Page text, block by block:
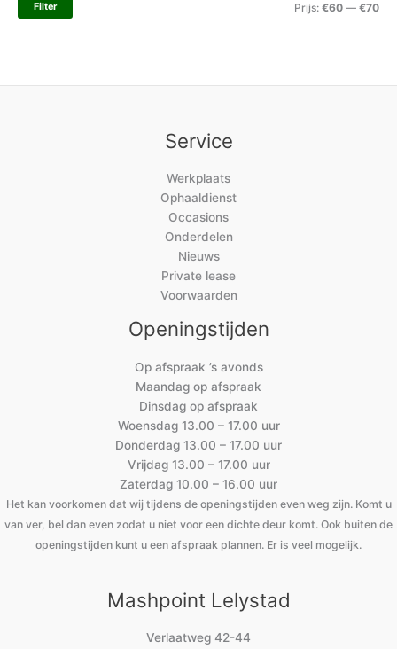
Filter Prijs: €60 — €70
Service
Werkplaats
Ophaaldienst
Occasions
Onderdelen
Nieuws
Private lease
Voorwaarden
Openingstijden
Op afspraak ’s avonds
Maandag op afspraak
Dinsdag op afspraak
Woensdag 13.00 – 17.00 uur
Donderdag 13.00 – 17.00 uur
Vrijdag 13.00 – 17.00 uur
Zaterdag 10.00 – 16.00 uur
Het kan voorkomen dat wij tijdens de openingstijden even weg zijn. Komt u
van ver, bel dan even zodat u niet voor een dichte deur komt. Ook buiten de
openingstijden kunt u een afspraak plannen. Er is veel mogelijk.
Mashpoint Lelystad
Verlaatweg 42-44